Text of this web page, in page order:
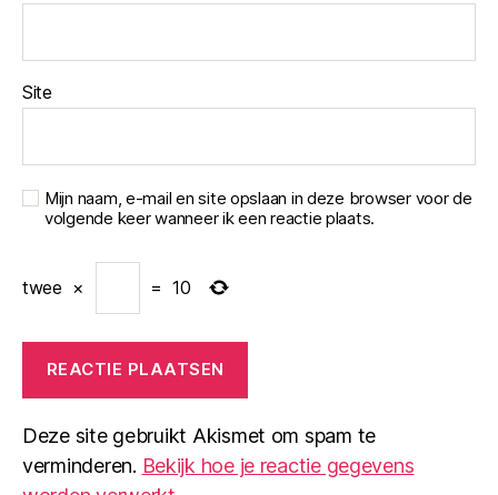
Site
Mijn naam, e-mail en site opslaan in deze browser voor de
volgende keer wanneer ik een reactie plaats.
twee × = 10
Deze site gebruikt Akismet om spam te
verminderen. Bekijk hoe je reactie gegevens